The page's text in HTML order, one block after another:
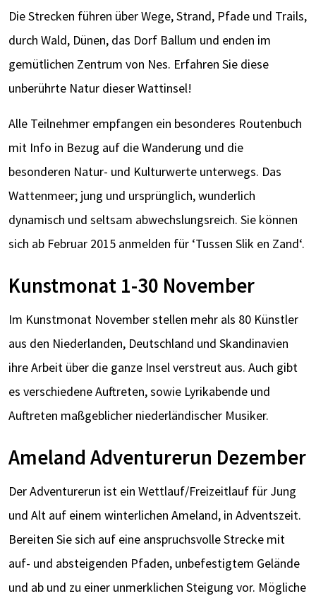
Die Strecken führen über Wege, Strand, Pfade und Trails,
durch Wald, Dünen, das Dorf Ballum und enden im
gemütlichen Zentrum von Nes. Erfahren Sie diese
unberührte Natur dieser Wattinsel!
Alle Teilnehmer empfangen ein besonderes Routenbuch
mit Info in Bezug auf die Wanderung und die
besonderen Natur- und Kulturwerte unterwegs. Das
Wattenmeer; jung und ursprünglich, wunderlich
dynamisch und seltsam abwechslungsreich. Sie können
sich ab Februar 2015 anmelden für ‘Tussen Slik en Zand‘.
Kunstmonat 1-30 November
Im Kunstmonat November stellen mehr als 80 Künstler
aus den Niederlanden, Deutschland und Skandinavien
ihre Arbeit über die ganze Insel verstreut aus. Auch gibt
es verschiedene Auftreten, sowie Lyrikabende und
Auftreten maßgeblicher niederländischer Musiker.
Ameland Adventurerun Dezember
Der Adventurerun ist ein Wettlauf/Freizeitlauf für Jung
und Alt auf einem winterlichen Ameland, in Adventszeit.
Bereiten Sie sich auf eine anspruchsvolle Strecke mit
auf- und absteigenden Pfaden, unbefestigtem Gelände
und ab und zu einer unmerklichen Steigung vor. Mögliche